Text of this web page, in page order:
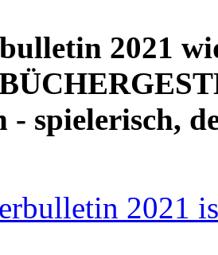
2021
- spielerisch,
2021